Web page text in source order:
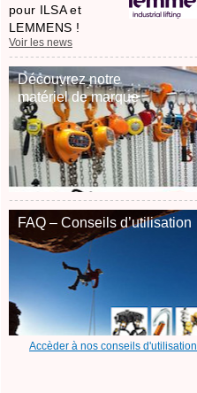
pour ILSA et
LEMMENS !
Voir les news
Découvrez notre
matériel de marque
FAQ – Conseils d’utilisation
Accèder à nos conseils d'utilisation